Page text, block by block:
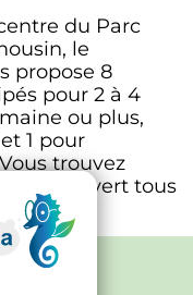
du Parc
le
propose 8
pour 2 à 4
ou plus,
1 pour
trouvez
bar (ouvert tous
Mentions